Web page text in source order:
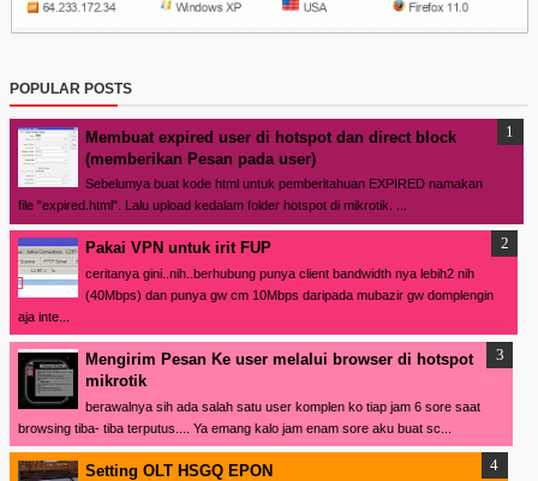
POPULAR POSTS
Membuat expired user di hotspot dan direct block
(memberikan Pesan pada user)
Sebelumya buat kode html untuk pemberitahuan EXPIRED namakan
file "expired.html". Lalu upload kedalam folder hotspot di mikrotik. ...
Pakai VPN untuk irit FUP
ceritanya gini..nih..berhubung punya client bandwidth nya lebih2 nih
(40Mbps) dan punya gw cm 10Mbps daripada mubazir gw domplengin
aja inte...
Mengirim Pesan Ke user melalui browser di hotspot
mikrotik
berawalnya sih ada salah satu user komplen ko tiap jam 6 sore saat
browsing tiba- tiba terputus.... Ya emang kalo jam enam sore aku buat sc...
Setting OLT HSGQ EPON